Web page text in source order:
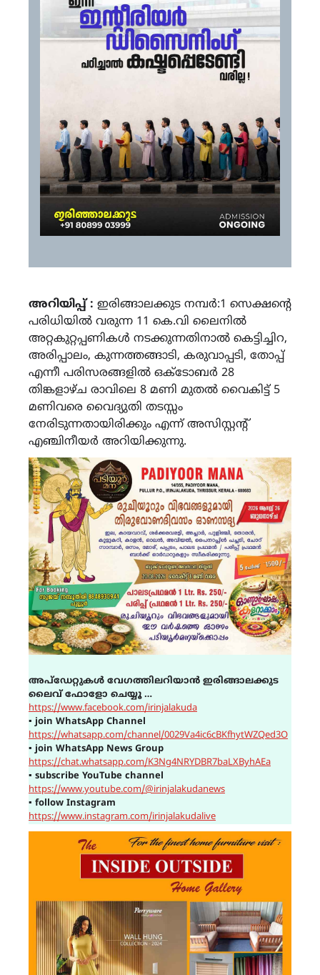
അറിയിപ്പ് : ഇരിങ്ങാലക്കുട നമ്പർ:1 സെക്ഷന്റെ
പരിധിയിൽ വരുന്ന 11 കെ.വി ലൈനിൽ
അറ്റകുറ്റപ്പണികൾ നടക്കുന്നതിനാൽ കെട്ടിച്ചിറ,
അരിപ്പാലം, കുന്നത്തങ്ങാടി, കരുവാപ്പടി, തോപ്പ്
എന്നീ പരിസരങ്ങളിൽ ഒക്ടോബർ 28
തിങ്കളാഴ്ച രാവിലെ 8 മണി മുതൽ വൈകിട്ട് 5
മണിവരെ വൈദ്യുതി തടസ്സം
നേരിടുന്നതായിരിക്കും എന്ന് അസിസ്റ്റന്റ്
എഞ്ചിനീയർ അറിയിക്കുന്നു.
അപ്ഡേറ്റുകൾ വേഗത്തിലറിയാൻ ഇരിങ്ങാലക്കുട
ലൈവ് ഫോളോ ചെയ്യൂ …
https://www.facebook.com/irinjalakuda
▪ join WhatsApp Channel
https://whatsapp.com/channel/0029Va4ic6cBKfhytWZQed3O
▪ join WhatsApp News Group
https://chat.whatsapp.com/K3Ng4NRYDBR7baLXByhAEa
▪ subscribe YouTube channel
https://www.youtube.com/@irinjalakudanews
▪ follow Instagram
https://www.instagram.com/irinjalakudalive